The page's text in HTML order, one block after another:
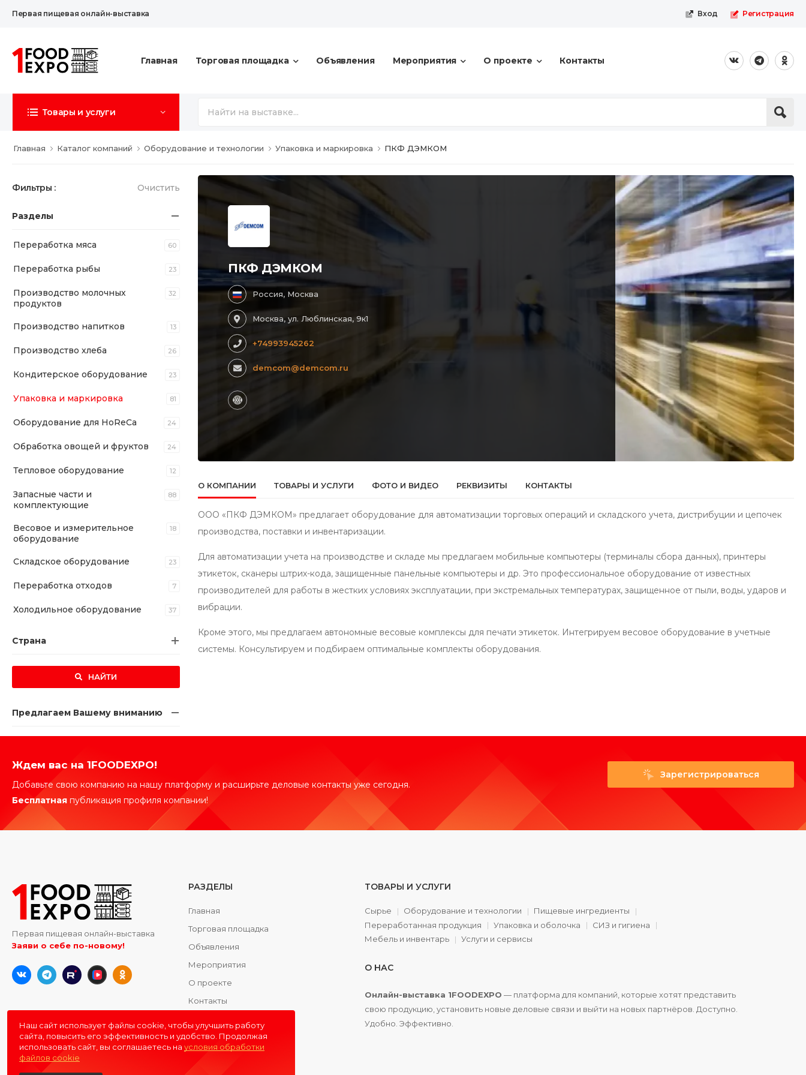
Первая пищевая онлайн-выставка Вход Регистрация
Главная Торговая площадка Объявления Мероприятия О проекте Контакты
Товары и услуги
Главная Каталог компаний Оборудование и технологии Упаковка и маркировка ПКФ ДЭМКОМ
Фильтры : Очистить
Разделы
Переработка мяса 60
Переработка рыбы 23
Производство молочных
продуктов
32
Производство напитков 13
Производство хлеба 26
Кондитерское оборудование 23
Упаковка и маркировка 81
Оборудование для HoReCa 24
Обработка овощей и фруктов 24
Тепловое оборудование 12
Запасные части и
комплектующие
88
Весовое и измерительное
оборудование
18
Складское оборудование 23
Переработка отходов 7
Холодильное оборудование 37
Страна
НАЙТИ
Предлагаем Вашему вниманию
ПКФ ДЭМКОМ
Россия, Москва
Москва, ул. Люблинская, 9к1
+74993945262
demcom@demcom.ru
О КОМПАНИИ ТОВАРЫ И УСЛУГИ ФОТО И ВИДЕО РЕКВИЗИТЫ КОНТАКТЫ
ООО «ПКФ ДЭМКОМ» предлагает оборудование для автоматизации торговых операций и складского учета, дистрибуции и цепочек
производства, поставки и инвентаризации.
Для автоматизации учета на производстве и складе мы предлагаем мобильные компьютеры (терминалы сбора данных), принтеры
этикеток, сканеры штрих-кода, защищенные панельные компьютеры и др. Это профессиональное оборудование от известных
производителей для работы в жестких условиях эксплуатации, при экстремальных температурах, защищенное от пыли, воды, ударов и
вибрации.
Кроме этого, мы предлагаем автономные весовые комплексы для печати этикеток. Интегрируем весовое оборудование в учетные
системы. Консультируем и подбираем оптимальные комплекты оборудования.
Ждем вас на 1FOODEXPO!
Добавьте свою компанию на нашу платформу и расширьте деловые контакты уже сегодня.
Бесплатная публикация профиля компании!
Зарегистрироваться
Первая пищевая онлайн-выставка
Заяви о себе по-новому!
РАЗДЕЛЫ
Главная
Торговая площадка
Объявления
Мероприятия
О проекте
Контакты
ТОВАРЫ И УСЛУГИ
Сырье Оборудование и технологии
Пищевые ингредиенты
Переработанная продукция
Упаковка и оболочка
СИЗ и гигиена
Мебель и инвентарь
Услуги и сервисы
О НАС
Онлайн-выставка 1FOODEXPO — платформа для компаний, которые хотят представить
свою продукцию, установить новые деловые связи и выйти на новых партнёров. Доступно.
Удобно. Эффективно.
Наш сайт использует файлы cookie, чтобы улучшить работу
сайта, повысить его эффективность и удобство. Продолжая
использовать сайт, вы соглашаетесь на условия обработки
файлов cookie